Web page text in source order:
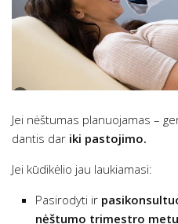
Jei nėštumas planuojamas –
dantis dar iki pastojimo.
Jei kūdikėlio jau laukiamasi:
Pasirodyti ir
nėštumo trimestro